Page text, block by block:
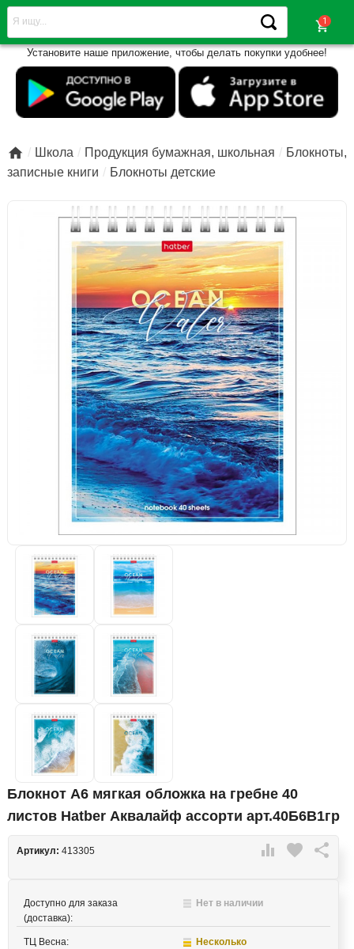
shopping_cart
Установите наше приложение, чтобы делать покупки удобнее!
 Школа Продукция бумажная, школьная
Блокноты,
записные книги
Блокноты детские
Блокнот А6 мягкая обложка на гребне 40
листов Hatber Аквалайф ассорти арт.40Б6В1гр
 favorite 
Артикул: 413305
Доступно для заказа
(доставка):
Нет в наличии
ТЦ Весна: Несколько